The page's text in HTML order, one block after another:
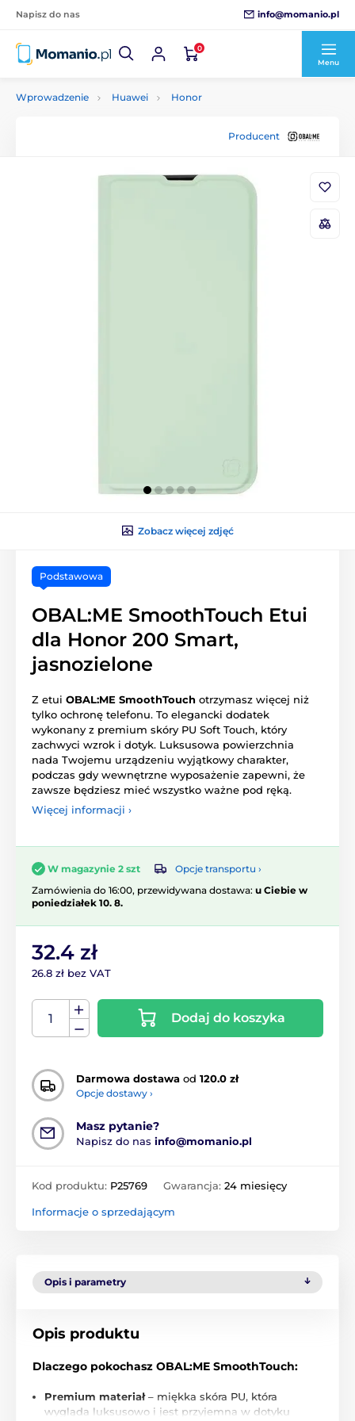
Napisz do nas info@momanio.pl
0
Menu
Wprowadzenie Huawei Honor
Producent
Zobacz więcej zdjęć
Podstawowa
OBAL:ME SmoothTouch Etui
dla Honor 200 Smart,
jasnozielone
Z etui OBAL:ME SmoothTouch otrzymasz więcej niż
tylko ochronę telefonu. To elegancki dodatek
wykonany z premium skóry PU Soft Touch, który
zachwyci wzrok i dotyk. Luksusowa powierzchnia
nada Twojemu urządzeniu wyjątkowy charakter,
podczas gdy wewnętrzne wyposażenie zapewni, że
zawsze będziesz mieć wszystko ważne pod ręką.
Więcej informacji ›
W magazynie 2 szt
Opcje transportu ›
Zamówienia do 16:00, przewidywana dostawa: u Ciebie w
poniedziałek 10. 8.
32.4 zł
26.8 zł bez VAT
Dodaj do koszyka
Darmowa dostawa od 120.0 zł
Opcje dostawy ›
Masz pytanie?
Napisz do nas info@momanio.pl
Kod produktu: P25769 Gwarancja: 24 miesięcy
Informacje o sprzedającym
Opis i parametry
Opis produktu
Dlaczego pokochasz OBAL:ME SmoothTouch:
Premium materiał– miękka skóra PU, która
wygląda luksusowo i jest przyjemna w dotyku